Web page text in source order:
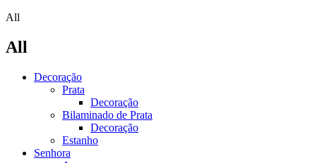
All
All
Decoração
Prata
Decoração
Bilaminado de Prata
Decoração
Estanho
Senhora